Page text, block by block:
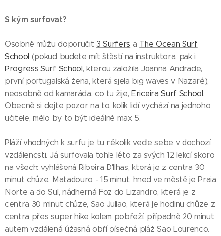
S kým surfovat?
Osobně můžu doporučit 3 Surfers a The Ocean Surf
School (pokud budete mít štěstí na instruktora, pak i
Progress Surf School, kterou založila Joanna Andrade,
první portugalská žena, která sjela big waves v Nazaré),
neosobně od kamaráda, co tu žije,Ericeira Surf School.
Obecně si dejte pozor na to, kolik lidí vychází na jednoho
učitele, mělo by to být ideálně max 5.
Pláží vhodných k surfu je tu několik vedle sebe v dochozí
vzdálenosti. Já surfovala tohle léto za svých 12 lekcí skoro
na všech: vyhlášená Ribeira D'Ilhas, která je z centra 30
minut chůze, Matadouro - 15 minut, hned ve městě je Praia
Norte a do Sul, nádherná Foz do Lizandro, která je z
centra 30 minut chůze, Sao Juliao, která je hodinu chůze z
centra přes super hike kolem pobřeží, případně 20 minut
autem vzdálená úžasná obří písečná pláž Sao Lourenco.